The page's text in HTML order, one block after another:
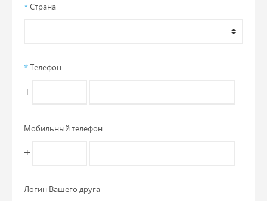
*Страна
*Телефон
+
Мобильный телефон
+
Логин Вашего друга